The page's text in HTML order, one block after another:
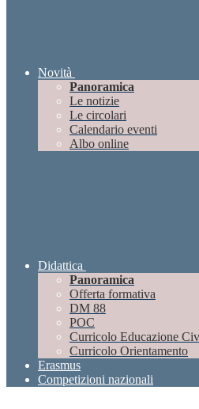
Novità
Panoramica
Le notizie
Le circolari
Calendario eventi
Albo online
Didattica
Panoramica
Offerta formativa
DM 88
POC
Curricolo Educazione
Curricolo Orientamento
Erasmus
Competizioni nazionali